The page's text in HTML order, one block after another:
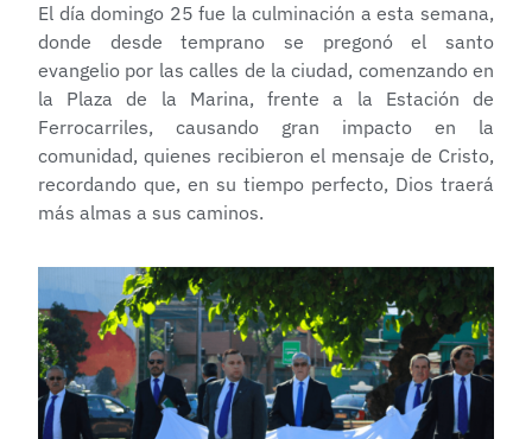
El día domingo 25 fue la culminación a esta semana,
donde desde temprano se pregonó el santo
evangelio por las calles de la ciudad, comenzando en
la Plaza de la Marina, frente a la Estación de
Ferrocarriles, causando gran impacto en la
comunidad, quienes recibieron el mensaje de Cristo,
recordando que, en su tiempo perfecto, Dios traerá
más almas a sus caminos.